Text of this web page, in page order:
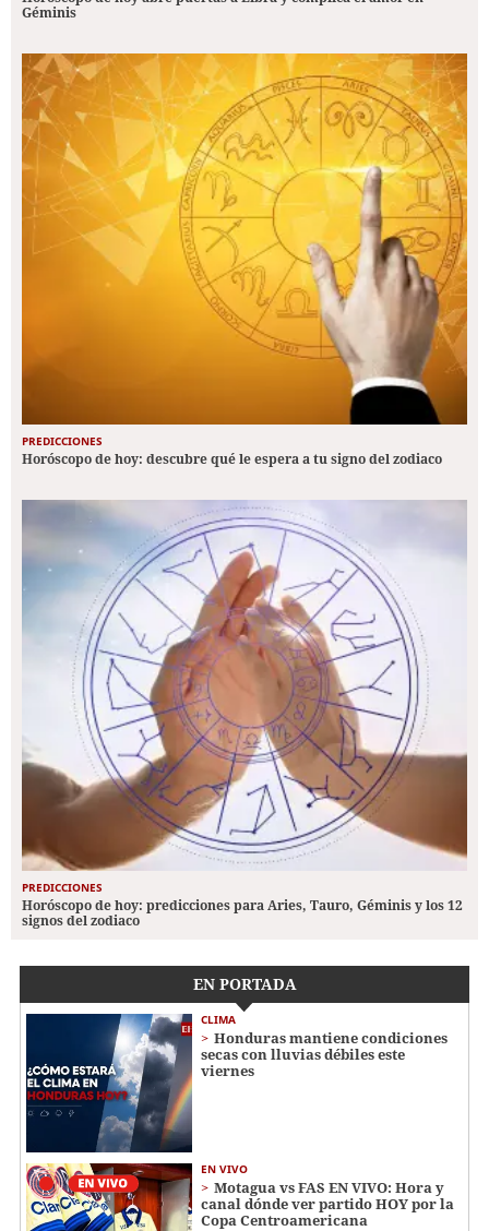
Géminis
PREDICCIONES
Horóscopo de hoy: descubre qué le espera a tu signo del zodiaco
PREDICCIONES
Horóscopo de hoy: predicciones para Aries, Tauro, Géminis y los 12
signos del zodiaco
EN PORTADA
CLIMA
Honduras mantiene condiciones
secas con lluvias débiles este
viernes
EN VIVO
Motagua vs FAS EN VIVO: Hora y
canal dónde ver partido HOY por la
Copa Centroamericana